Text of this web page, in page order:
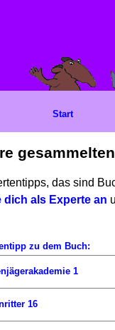
das sind
dich als Experte an
zu dem Buch:
1
16
Start